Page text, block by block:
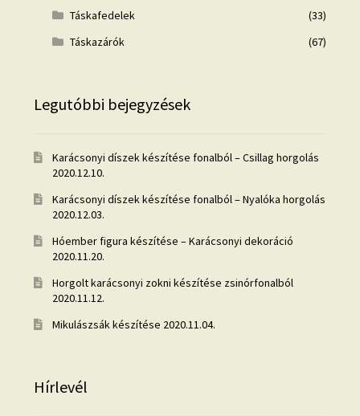
Táskafedelek
(33)
Táskazárók
(67)
Legutóbbi bejegyzések
Karácsonyi díszek készítése fonalból – Csillag horgolás
2020.12.10.
Karácsonyi díszek készítése fonalból – Nyalóka horgolás
2020.12.03.
Hóember figura készítése – Karácsonyi dekoráció
2020.11.20.
Horgolt karácsonyi zokni készítése zsinórfonalból
2020.11.12.
Mikulászsák készítése 2020.11.04.
Hírlevél